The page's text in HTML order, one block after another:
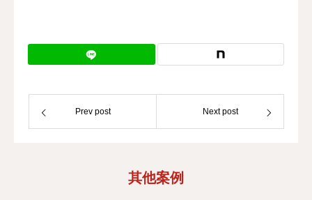
Prev post Next post
其他案例